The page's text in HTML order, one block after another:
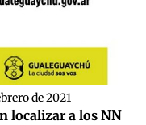
de 2021
localizar a los NN